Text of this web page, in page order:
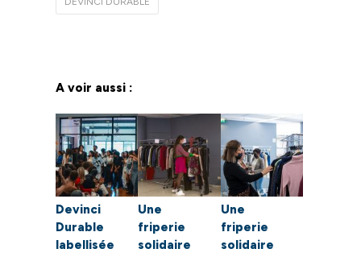
A voir aussi :
Devinci
Durable
labellisée
Une
friperie
solidaire
Une
friperie
solidaire